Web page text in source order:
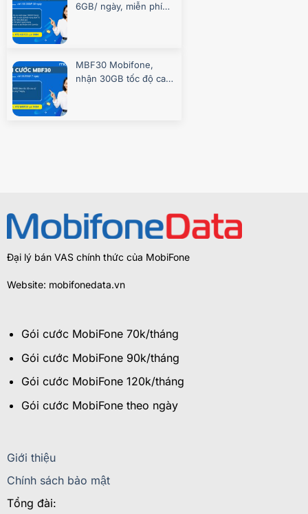
6GB/ ngày, miễn phí
MBF30 Mobifone,
nhận 30GB tốc độ cao
Đại lý bán VAS chính thức của MobiFone
Website: mobifonedata.vn
Gói cước MobiFone 70k/tháng
Gói cước MobiFone 90k/tháng
Gói cước MobiFone 120k/tháng
Gói cước MobiFone theo ngày
Giới thiệu
Chính sách bảo mật
Tổng đài: